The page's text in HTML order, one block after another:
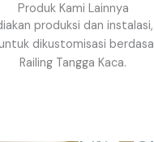
Produk Kami Lainnya
produksi dan
dikustomisasi
Railing Tangga Kaca.